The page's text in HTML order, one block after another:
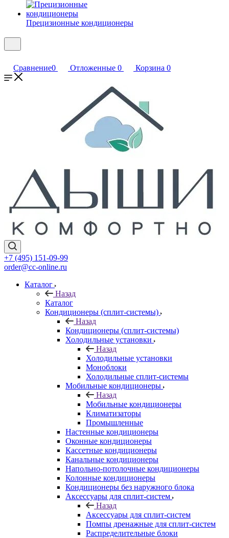
Прецизионные кондиционеры
Сравнение0 Отложенные 0 Корзина 0
+7 (495) 151-09-99
order@cc-online.ru
Каталог
Назад
Каталог
Кондиционеры (сплит-системы)
Назад
Кондиционеры (сплит-системы)
Холодильные установки
Назад
Холодильные установки
Моноблоки
Холодильные сплит-системы
Мобильные кондиционеры
Назад
Мобильные кондиционеры
Климатизаторы
Промышленные
Настенные кондиционеры
Оконные кондиционеры
Кассетные кондиционеры
Канальные кондиционеры
Напольно-потолочные кондиционеры
Колонные кондиционеры
Кондиционеры без наружного блока
Аксессуары для сплит-систем
Назад
Аксессуары для сплит-систем
Помпы дренажные для сплит-систем
Распределительные блоки